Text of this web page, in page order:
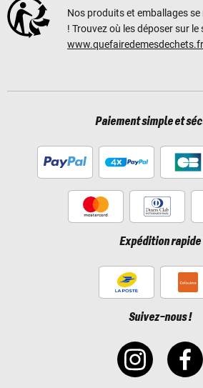
Nos produits et emballages
! Trouvez où les déposer sur le
www.quefairedemesdechets.fr
Paiement simple et
Expédition rapide
Suivez-nous !